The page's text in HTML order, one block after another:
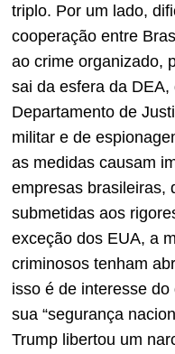
triplo. Por um lado,
cooperação entre
ao crime organizado,
sai da esfera da DEA,
Departamento de
militar e de
as medidas causam
empresas brasileiras,
submetidas aos
exceção dos EUA, a
criminosos tenham
isso é de interesse
sua “segurança
Trump libertou um